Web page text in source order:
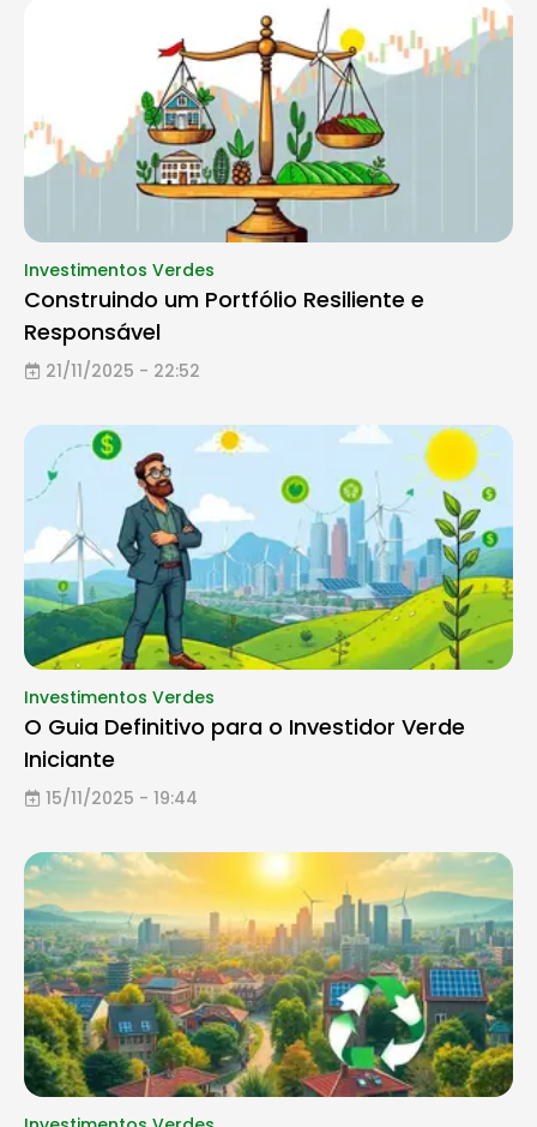
Investimentos Verdes
Construindo um Portfólio Resiliente e
Responsável
21/11/2025 - 22:52
Investimentos Verdes
O Guia Definitivo para o Investidor Verde
Iniciante
15/11/2025 - 19:44